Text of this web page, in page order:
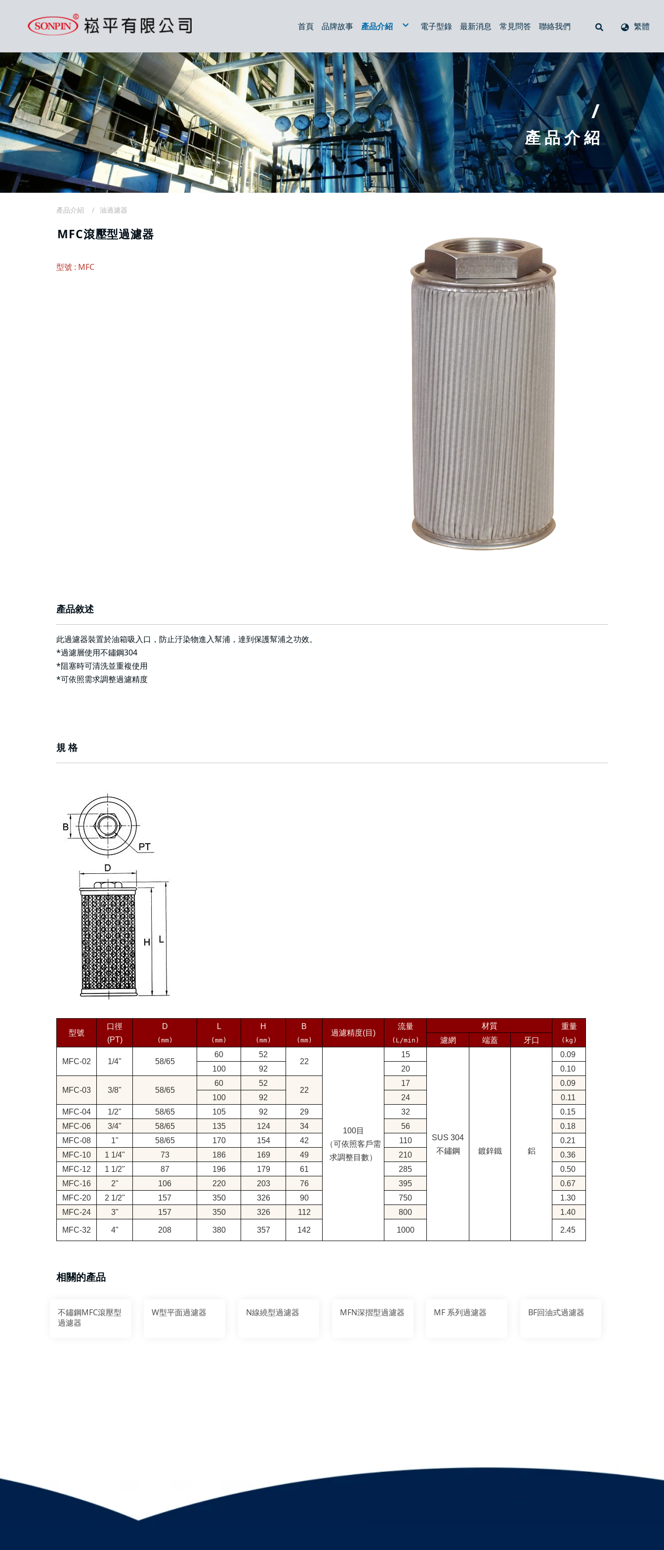
繁體
首頁 品牌故事 產品介紹
空氣濾心
集塵濾心
油箱配件
防塵套
電子型錄 最新消息 常見問答 聯絡我們
/
產 品 介 紹
MFC滾壓型過濾器
型號 : MFC
產品敘述
此過濾器裝置於油箱吸入口，防止汙染物進入幫浦，達到保護幫浦之功效。
*過濾層使用不鏽鋼304
*阻塞時可清洗並重複使用
*可依照需求調整過濾精度
規 格
型號
口徑
(PT)
D
(mm)
L
(mm)
H
(mm)
B
(mm)
過濾精度(目)
流量
(L/min)
材質 重量
(kg)
濾網 端蓋 牙口
MFC-02 1/4" 58/65
60
52
22
100目
（可依照客戶需
求調整目數）
15
SUS 304
不鏽鋼
鍍鋅鐵 鋁
0.09
100
92 20 0.10
MFC-03 3/8" 58/65
60
52
22
17
0.09
100
92 24
0.11
MFC-04
1/2" 58/65 105 92 29 32
0.15
MFC-06
3/4" 58/65 135 124 34 56
0.18
MFC-08
1" 58/65 170 154 42 110
0.21
MFC-10
1 1/4" 73 186 169 49 210
0.36
MFC-12
1 1/2" 87 196 179 61 285
0.50
MFC-16
2" 106 220 203 76 395
0.67
MFC-20
2 1/2" 157 350 326 90 750
1.30
MFC-24
3" 157 350 326 112 800 1.40
MFC-32 4" 208 380 357 142 1000 2.45
相關的產品
不鏽鋼MFC滾壓型
過濾器
W型平面過濾器 N線繞型過濾器 MFN深摺型過濾器 MF 系列過濾器 BF回油式過濾器
產品介紹 油過濾器